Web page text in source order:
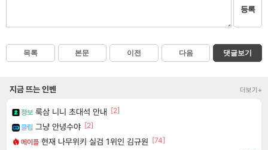
등록
목록 본문 이전 다음 댓글보기
지금 뜨는 인벤 더보기+
정보 룩삼 니니 초대석 안내 [2]
클립 그냥 안녕수야 [2]
메이플 현재 나무위키 실검 1위인 김규원 [74]